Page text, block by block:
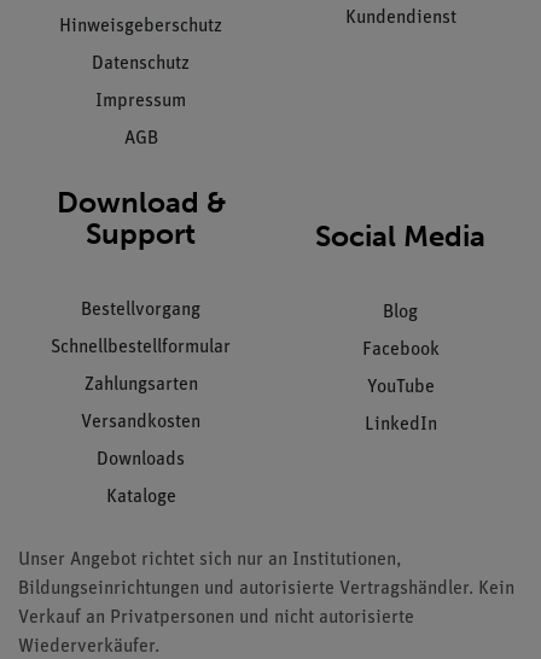
Hinweisgeberschutz
Datenschutz
Impressum
AGB
Kundendienst
Download &
Support
Bestellvorgang
Schnellbestellformular
Zahlungsarten
Versandkosten
Downloads
Kataloge
Social Media
Blog
Facebook
YouTube
LinkedIn
Unser Angebot richtet sich nur an Institutionen,
Bildungseinrichtungen und autorisierte Vertragshändler. Kein
Verkauf an Privatpersonen und nicht autorisierte
Wiederverkäufer.